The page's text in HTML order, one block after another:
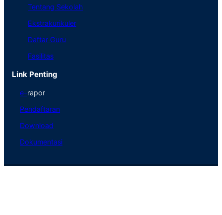
Tentang Sekolah
Ekstrakurikuler
Daftar Guru
Fasilitas
Link Penting
e–rapor
Pendaftaran
Download
Dokumentasi